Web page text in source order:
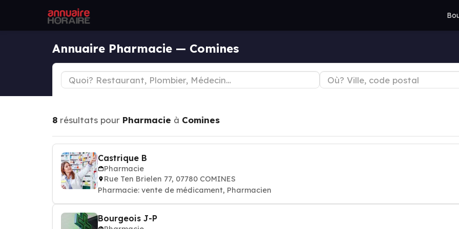
Annuaire Pharmacie — Comines
8 résultats pour Pharmacie à Comines
Castrique B
Pharmacie
Rue Ten Brielen 77, 07780 COMINES
Pharmacie: vente de médicament, Pharmacien
Bourgeois J-P